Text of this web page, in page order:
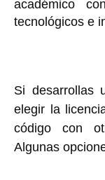
académico
tecnológicos e
Si desarrollas
elegir la
código con
Algunas